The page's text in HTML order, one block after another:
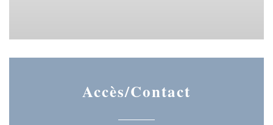
Accès/Contact